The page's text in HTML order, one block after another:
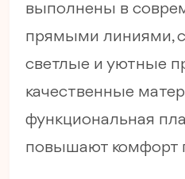
выполнены в
прямыми линиями,
светлые и уютные
качественные
функциональная
повышают комфорт